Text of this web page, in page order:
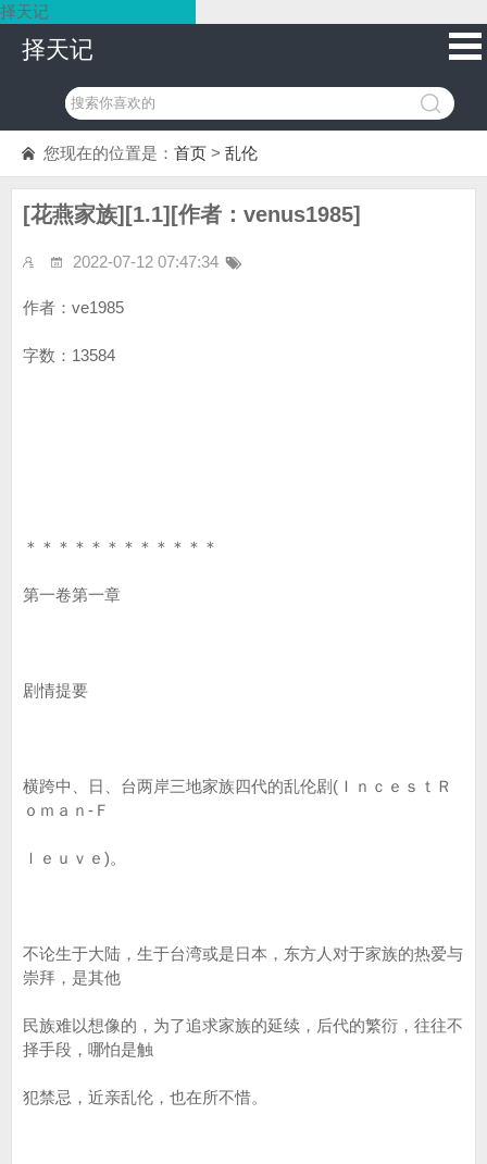
择天记
择天记
您现在的位置是： 首页 > 乱伦
[花燕家族][1.1][作者：venus1985]
2022-07-12 07:47:34
作者：ve1985
字数：13584
＊＊＊＊＊＊＊＊＊＊＊＊
第一卷第一章
剧情提要
横跨中、日、台两岸三地家族四代的乱伦剧(ＩｎｃｅｓｔＲ
ｏｍａｎ-Ｆ
ｌｅｕｖｅ)。
不论生于大陆，生于台湾或是日本，东方人对于家族的热爱与
崇拜，是其他
民族难以想像的，为了追求家族的延续，后代的繁衍，往往不
择手段，哪怕是触
犯禁忌，近亲乱伦，也在所不惜。